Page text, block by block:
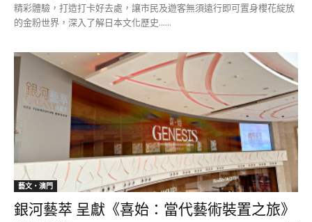
精彩體驗，打造打卡好去處，讓市民及遊客無須遠行即可置身櫻花綻放
的金粉世界，深入了解日本文化歷史......
藝文‧澳門
銀河藝萃 呈獻《喜始：當代藝術裝置之旅》